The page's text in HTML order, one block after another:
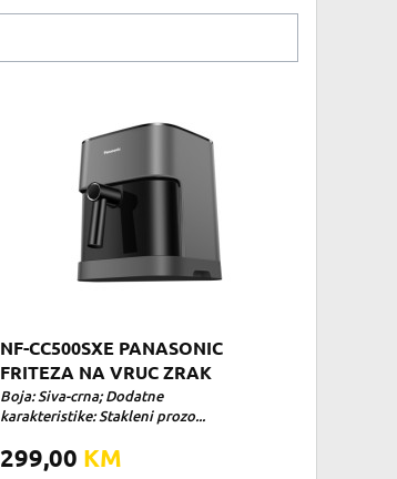
NF-CC500SXE PANASONIC
FRITEZA NA VRUC ZRAK
Boja: Siva-crna; Dodatne
karakteristike: Stakleni prozo...
299,00 KM